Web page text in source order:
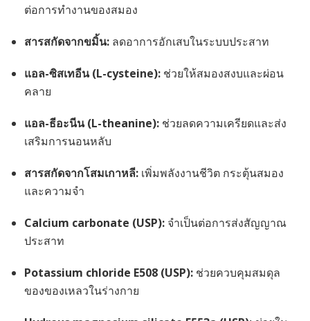
ต่อการทำงานของสมอง
สารสกัดจากขมิ้น: ลดอาการอักเสบในระบบประสาท
แอล-ซิสเทอีน (L-cysteine): ช่วยให้สมองสงบและผ่อน
คลาย
แอล-ธีอะนีน (L-theanine): ช่วยลดความเครียดและส่ง
เสริมการนอนหลับ
สารสกัดจากโสมเกาหลี: เพิ่มพลังงานชีวิต กระตุ้นสมอง
และความจำ
Calcium carbonate (USP): จำเป็นต่อการส่งสัญญาณ
ประสาท
Potassium chloride E508 (USP): ช่วยควบคุมสมดุล
ของของเหลวในร่างกาย